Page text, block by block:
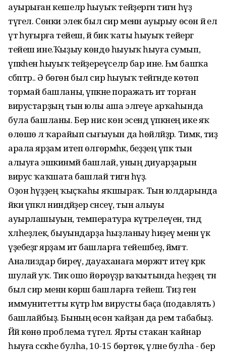
ауырыған кешеләр һыуыҡ тейҙергән тигән һүҙ
түгел. Сөнки элек был сир менән ауырыу өсөн йә ел
үтә һуғырға тейеш, йә бик ҡаты һыуыҡ тейергә
тейеш ине.Ҡыҙыу көндө һыуыҡ һыуға сумып,
үпкәһенә һыуыҡ тейҙереүселәр бар ине. Һәм башҡа
сәбәптәр.. Ә бөгөн был сир һыуыҡ тейгәнде көтөп
тормай башланы, үпкәне поражать итә торған
вирустарҙың тын юлы аша эләгеүе арҡаһында
була башланы. Бер нисә көн эсендә үпкәнең ике яҡ
өлөшө лә ҡарайып сығыуын да һөйләйҙәр. Тимәк, тиҙ
арала ярҙам итеп өлгөрмәһәк, беҙҙең үпкә тын
алыуға эшкинмәй башлай, уның диуарҙарын
вирус ҡаҡшата башлай тигән һүҙ.
Оҙон һүҙҙең ҡыҫҡаһы яҡшыраҡ. Тын юлдарында
йәки үпкәлә ниндәйҙер сәнсеү, тын алыуы
ауырлашыуын, температура күтәрелеүен, тәндә
хәлһеҙлек, быуындарҙа һыҙланыу һиҙеү менән үк
үҙебеҙгә ярҙам итә башларға тейешбеҙ, йәмәғәт.
Анализдар биреү, дауаханаға мөрәжәғәт итеү кәрәк
шулай уҡ. Тик ошо йөрөүҙәр ваҡытында һеҙҙең тән
был сир менән көрәшә башларға тейеш. Тиҙ генә
иммунитетты күтәрә һәм вирусты баҫа (подавлять )
башлайбыҙ. Бының өсөн ҡайҙан да әрем табабыҙ.
Йәй көнө проблема түгел. Ярты стакан ҡайнар
һыуға сәскәһе булһа, 10-15 бөртөк, үләне булһа - бер